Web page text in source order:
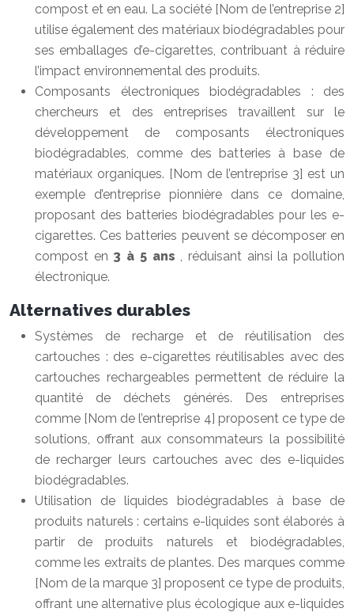
compost et en eau. La société [Nom de l’entreprise 2]
utilise également des matériaux biodégradables pour
ses emballages d’e-cigarettes, contribuant à réduire
l’impact environnemental des produits.
Composants électroniques biodégradables : des
chercheurs et des entreprises travaillent sur le
développement de composants électroniques
biodégradables, comme des batteries à base de
matériaux organiques. [Nom de l’entreprise 3] est un
exemple d’entreprise pionnière dans ce domaine,
proposant des batteries biodégradables pour les e-
cigarettes. Ces batteries peuvent se décomposer en
compost en 3 à 5 ans , réduisant ainsi la pollution
électronique.
Alternatives durables
Systèmes de recharge et de réutilisation des
cartouches : des e-cigarettes réutilisables avec des
cartouches rechargeables permettent de réduire la
quantité de déchets générés. Des entreprises
comme [Nom de l’entreprise 4] proposent ce type de
solutions, offrant aux consommateurs la possibilité
de recharger leurs cartouches avec des e-liquides
biodégradables.
Utilisation de liquides biodégradables à base de
produits naturels : certains e-liquides sont élaborés à
partir de produits naturels et biodégradables,
comme les extraits de plantes. Des marques comme
[Nom de la marque 3] proposent ce type de produits,
offrant une alternative plus écologique aux e-liquides